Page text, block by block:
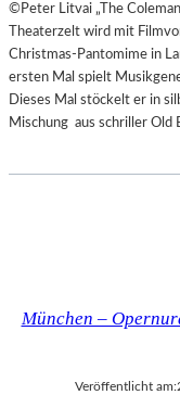
©Peter Litvai „The
Theaterzelt wird mit
Christmas-Pantomime in
ersten Mal spielt
Dieses Mal stöckelt er in
Mischung aus schriller Old
München –
Veröffentlicht am: